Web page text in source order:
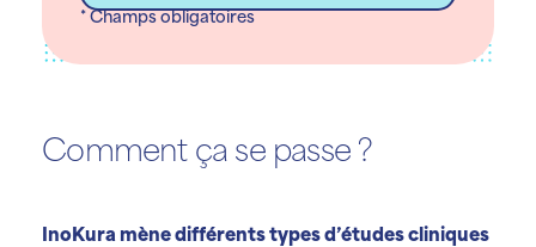
* Champs obligatoires
Comment ça se passe ?
InoKura mène différents types d’études cliniques